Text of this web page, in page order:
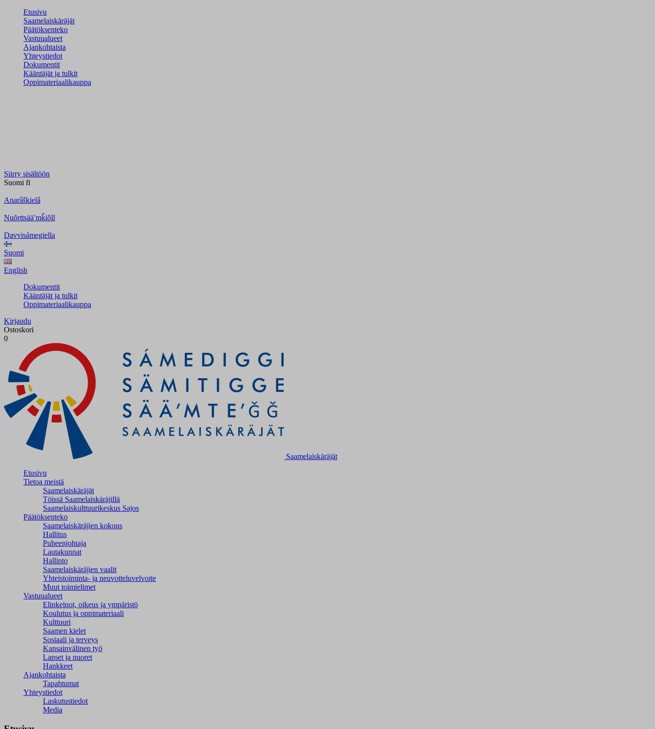
Etusivu
Saamelaiskäräjät
Päätöksenteko
Vastuualueet
Ajankohtaista
Yhteystiedot
Dokumentit
Kääntäjät ja tulkit
Oppimateriaalikauppa
Siirry sisältöön
Suomi fi
Anarâškielâ
Nuõrttsääʹmǩiõll
Davvisámegiella
Suomi
English
Dokumentit
Kääntäjät ja tulkit
Oppimateriaalikauppa
Kirjaudu
Ostoskori
0
Saamelaiskäräjät
Etusivu
Tietoa meistä
Saamelaiskäräjät
Töissä Saamelaiskäräjillä
Saamelaiskulttuuri­keskus Sajos
Päätöksenteko
Saamelaiskäräjien kokous
Hallitus
Puheenjohtaja
Lautakunnat
Hallinto
Saamelaiskäräjien vaalit
Yhteistoiminta- ja neuvotteluvelvoite
Muut toimielimet
Vastuualueet
Elinkeinot, oikeus ja ympäristö
Koulutus ja oppimateriaali
Kulttuuri
Saamen kielet
Sosiaali ja terveys
Kansainvälinen työ
Lapset ja nuoret
Hankkeet
Ajankohtaista
Tapahtumat
Yhteystiedot
Laskutustiedot
Media